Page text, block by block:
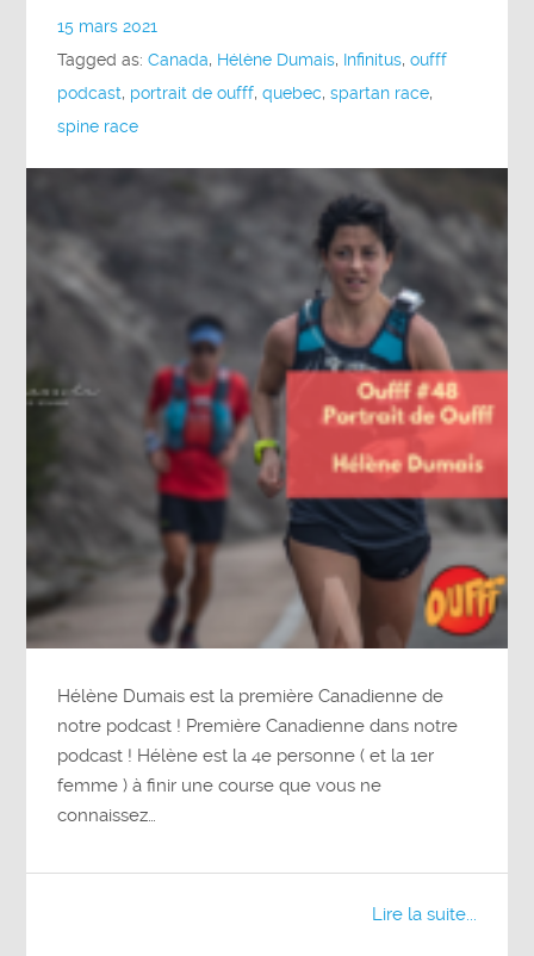
15 mars 2021
Tagged as:Canada, Hélène Dumais, Infinitus,oufff
podcast, portrait de oufff,quebec,spartan race,
spine race
Hélène Dumais est la première Canadienne de
notre podcast ! Première Canadienne dans notre
podcast ! Hélène est la 4e personne ( et la 1er
femme ) à finir une course que vous ne
connaissez…
Lire la suite...